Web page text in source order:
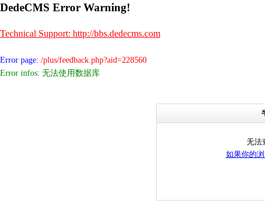
DedeCMS Error Warning!
Technical Support: http://bbs.dedecms.com
Error page: /plus/feedback.php?aid=228560
Error infos: 无法使用数据库
无法
如果你的